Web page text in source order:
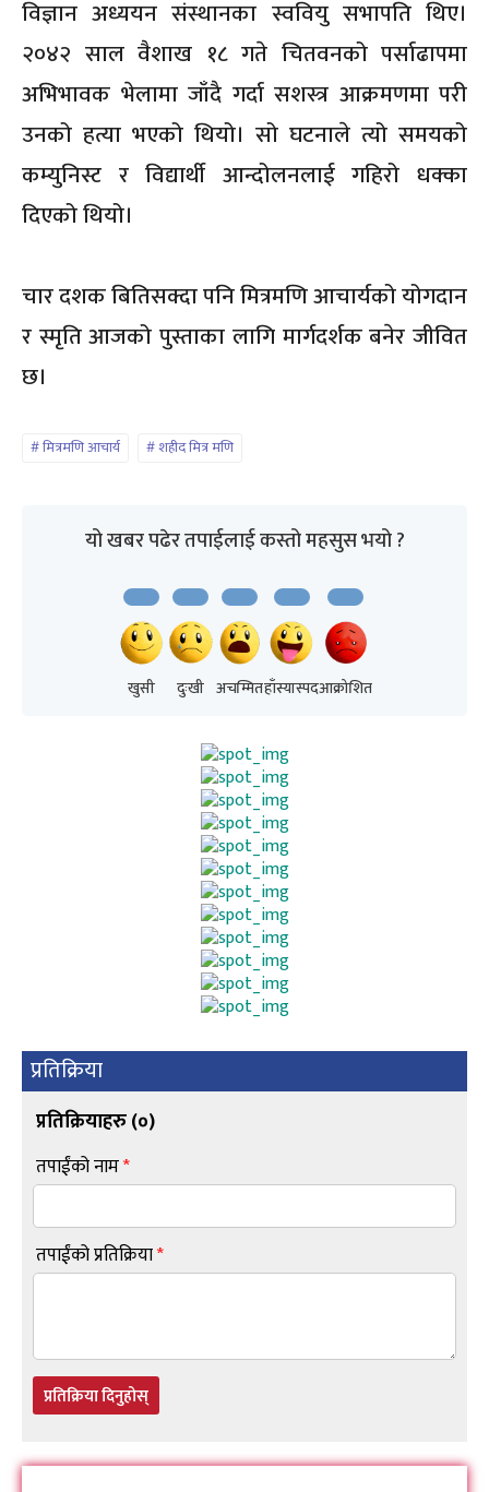
विज्ञान अध्ययन संस्थानका स्ववियु सभापति थिए।
२०४२ साल वैशाख १८ गते चितवनको पर्साढापमा
अभिभावक भेलामा जाँदै गर्दा सशस्त्र आक्रमणमा परी
उनको हत्या भएको थियो। सो घटनाले त्यो समयको
कम्युनिस्ट र विद्यार्थी आन्दोलनलाई गहिरो धक्का
दिएको थियो।
चार दशक बितिसक्दा पनि मित्रमणि आचार्यको योगदान
र स्मृति आजको पुस्ताका लागि मार्गदर्शक बनेर जीवित
छ।
मित्रमणि आचार्य शहीद मित्र मणि
यो खबर पढेर तपाईलाई कस्तो महसुस भयो ?
खुसी दुःखी अचम्मितहाँस्यास्पदआक्रोशित
प्रतिक्रिया
प्रतिक्रियाहरु (०)
तपाईंको नाम*
तपाईंको प्रतिक्रिया*
प्रतिक्रिया दिनुहोस्